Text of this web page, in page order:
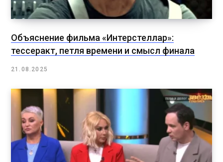
Объяснение фильма «Интерстеллар»:
тессеракт, петля времени и смысл финала
21.08.2025